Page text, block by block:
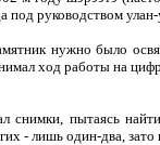
руководством улан-
нужно было
ход работы на
снимки, пытаясь
- лишь один-два,